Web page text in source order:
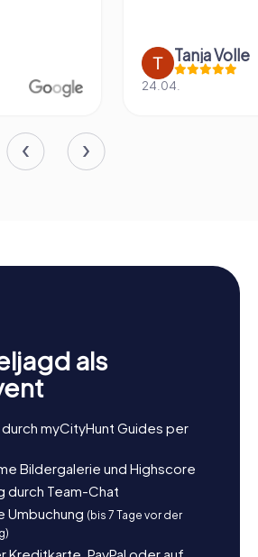
Tanja Volle
24.04.
als
myCityHunt Guides per
Bildergalerie und Highscore
durch Team-Chat
Umbuchung (bis 7 Tage vor der